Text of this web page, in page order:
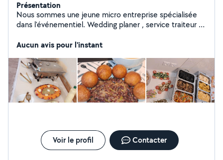
Présentation
Nous sommes une jeune micro entreprise spécialisée
dans l'événementiel. Wedding planer , service traiteur et
général . N'hésitez pas à nous contacter pour vos
enterrement de vie de jeune fille ,événements funèbre.
. . . .
Aucun avis pour l'instant
Voir le profil Contacter